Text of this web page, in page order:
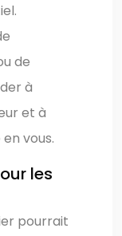
de
à
et à
vous.
les
pourrait